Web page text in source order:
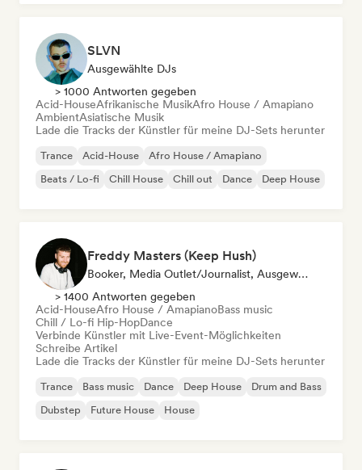
SLVN
Ausgewählte DJs
> 1000 Antworten gegeben
Acid-HouseAfrikanische MusikAfro House / Amapiano
AmbientAsiatische Musik
Lade die Tracks der Künstler für meine DJ-Sets herunter
Trance Acid-House
Afro House / Amapiano
Beats / Lo-fi
Chill House Chill out Dance Deep House
Freddy Masters (Keep Hush)
Booker, Media Outlet/Journalist, Ausgewählte DJs
> 1400 Antworten gegeben
Acid-HouseAfro House / AmapianoBass music
Chill / Lo-fi Hip-HopDance
Verbinde Künstler mit Live-Event-Möglichkeiten
Schreibe Artikel
Lade die Tracks der Künstler für meine DJ-Sets herunter
Trance Bass music Dance Deep House
Drum and Bass
Dubstep
Future House House